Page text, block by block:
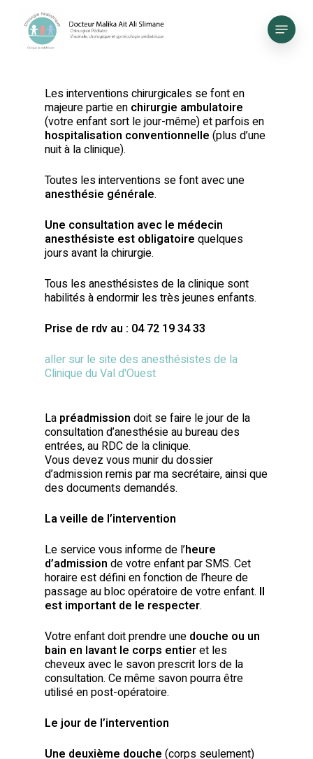
content
Menu
Les interventions chirurgicales se font en
majeure partie en chirurgie ambulatoire
(votre enfant sort le jour-même) et parfois en
hospitalisation conventionnelle (plus d’une
nuit à la clinique).
Toutes les interventions se font avec une
anesthésie générale.
Une consultation avec le médecin
anesthésiste est obligatoire quelques
jours avant la chirurgie.
Tous les anesthésistes de la clinique sont
habilités à endormir les très jeunes enfants.
Prise de rdv au : 04 72 19 34 33
aller sur le site des anesthésistes de la
Clinique du Val d'Ouest
La préadmission doit se faire le jour de la
consultation d’anesthésie au bureau des
entrées, au RDC de la clinique.
Vous devez vous munir du dossier
d’admission remis par ma secrétaire, ainsi que
des documents demandés.
La veille de l’intervention
Le service vous informe de l’heure
d’admission de votre enfant par SMS. Cet
horaire est défini en fonction de l’heure de
passage au bloc opératoire de votre enfant. Il
est important de le respecter.
Votre enfant doit prendre une douche ou un
bain en lavant le corps entieret les
cheveux avec le savon prescrit lors de la
consultation. Ce même savon pourra être
utilisé en post-opératoire.
Le jour de l’intervention
Une deuxième douche (corps seulement)